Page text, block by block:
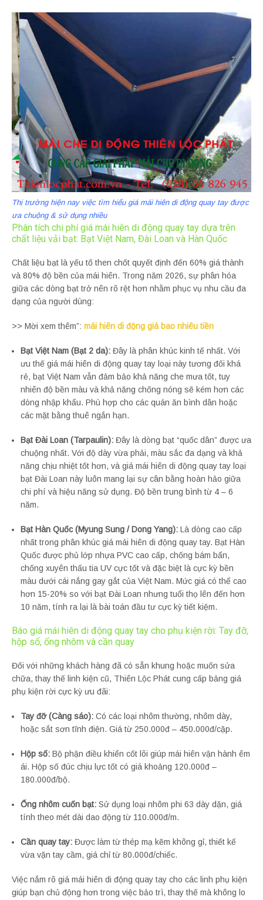
Thị trường hiện nay việc tìm hiểu giá mái hiên di động quay tay được
ưa chuộng & sử dụng nhiều
Phân tích chi phí giá mái hiên di động quay tay dựa trên
chất liệu vải bạt: Bạt Việt Nam, Đài Loan và Hàn Quốc
Chất liệu bạt là yếu tố then chốt quyết định đến 60% giá thành
và 80% độ bền của mái hiên. Trong năm 2026, sự phân hóa
giữa các dòng bạt trở nên rõ rệt hơn nhằm phục vụ nhu cầu đa
dạng của người dùng:
>> Mời xem thêm”: mái hiên di động giá bao nhiêu tiền
Bạt Việt Nam (Bạt 2 da): Đây là phân khúc kinh tế nhất. Với
ưu thế giá mái hiên di động quay tay loại này tương đối khá
rẻ, bạt Việt Nam vẫn đảm bảo khả năng che mưa tốt, tuy
nhiên độ bền màu và khả năng chống nóng sẽ kém hơn các
dòng nhập khẩu. Phù hợp cho các quán ăn bình dân hoặc
các mặt bằng thuê ngắn hạn.
Bạt Đài Loan (Tarpaulin): Đây là dòng bạt “quốc dân” được ưa
chuộng nhất. Với độ dày vừa phải, màu sắc đa dạng và khả
năng chịu nhiệt tốt hơn, và giá mái hiên di động quay tay loại
bạt Đài Loan này luôn mang lại sự cân bằng hoàn hảo giữa
chi phí và hiệu năng sử dụng. Độ bền trung bình từ 4 – 6
năm.
Bạt Hàn Quốc (Myung Sung / Dong Yang): Là dòng cao cấp
nhất trong phân khúc giá mái hiên di động quay tay. Bạt Hàn
Quốc được phủ lớp nhựa PVC cao cấp, chống bám bẩn,
chống xuyên thấu tia UV cực tốt và đặc biệt là cực kỳ bền
màu dưới cái nắng gay gắt của Việt Nam. Mức giá có thể cao
hơn 15-20% so với bạt Đài Loan nhưng tuổi thọ lên đến hơn
10 năm, tính ra lại là bài toán đầu tư cực kỳ tiết kiệm.
Báo giá mái hiên di động quay tay cho phụ kiện rời: Tay đỡ,
hộp số, ống nhôm và cần quay
Đối với những khách hàng đã có sẵn khung hoặc muốn sửa
chữa, thay thế linh kiện cũ, Thiên Lộc Phát cung cấp bảng giá
phụ kiện rời cực kỳ ưu đãi:
Tay đỡ (Càng sáo): Có các loại nhôm thường, nhôm dày,
hoặc sắt sơn tĩnh điện. Giá từ 250.000đ – 450.000đ/cặp.
Hộp số: Bộ phận điều khiển cốt lõi giúp mái hiên vận hành êm
ái. Hộp số đúc chịu lực tốt có giá khoảng 120.000đ –
180.000đ/bộ.
Ống nhôm cuốn bạt: Sử dụng loại nhôm phi 63 dày dặn, giá
tính theo mét dài dao động từ 110.000đ/m.
Cần quay tay: Được làm từ thép mạ kẽm không gỉ, thiết kế
vừa vặn tay cầm, giá chỉ từ 80.000đ/chiếc.
Việc nắm rõ giá mái hiên di động quay tay cho các linh phụ kiện
giúp bạn chủ động hơn trong việc bảo trì, thay thế mà không lo